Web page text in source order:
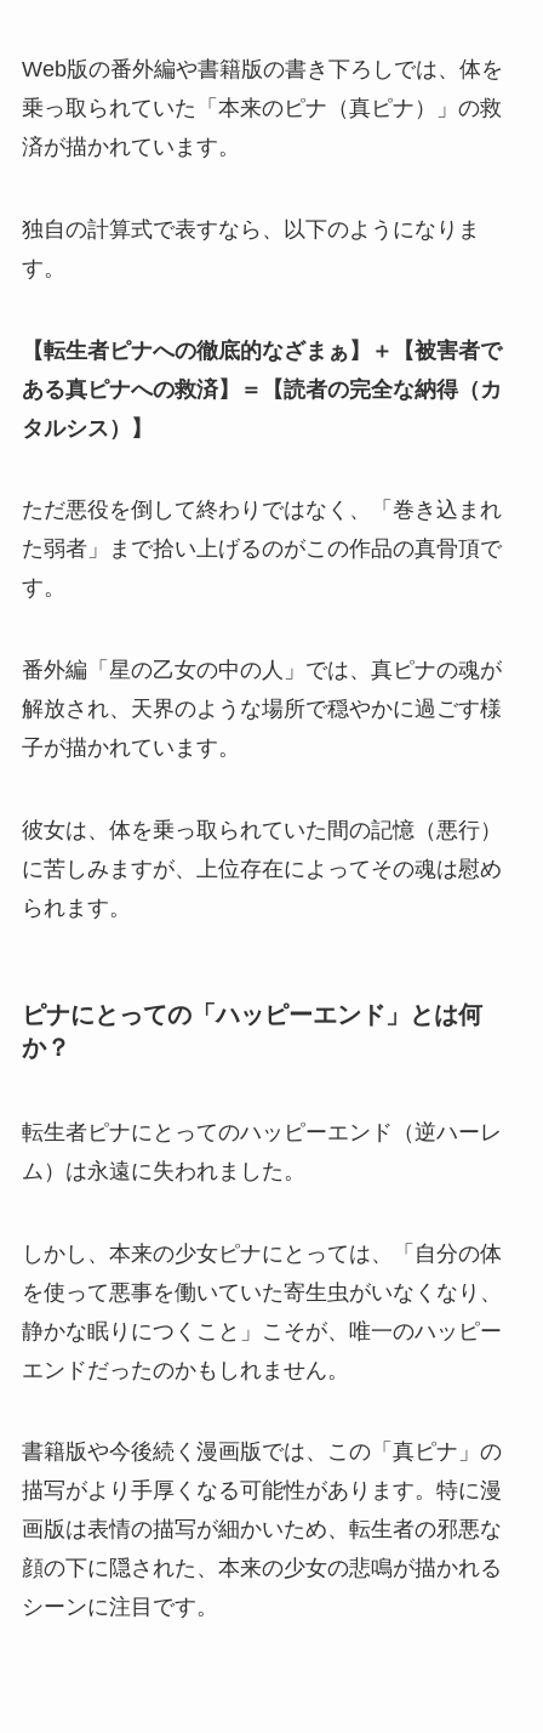
Web版の番外編や書籍版の書き下ろしでは、体を
乗っ取られていた「本来のピナ（真ピナ）」の救
済が描かれています。
独自の計算式で表すなら、以下のようになりま
す。
【転生者ピナへの徹底的なざまぁ】＋【被害者で
ある真ピナへの救済】＝【読者の完全な納得（カ
タルシス）】
ただ悪役を倒して終わりではなく、「巻き込まれ
た弱者」まで拾い上げるのがこの作品の真骨頂で
す。
番外編「星の乙女の中の人」では、真ピナの魂が
解放され、天界のような場所で穏やかに過ごす様
子が描かれています。
彼女は、体を乗っ取られていた間の記憶（悪行）
に苦しみますが、上位存在によってその魂は慰め
られます。
ピナにとっての「ハッピーエンド」とは何
か？
転生者ピナにとってのハッピーエンド（逆ハーレ
ム）は永遠に失われました。
しかし、本来の少女ピナにとっては、「自分の体
を使って悪事を働いていた寄生虫がいなくなり、
静かな眠りにつくこと」こそが、唯一のハッピー
エンドだったのかもしれません。
書籍版や今後続く漫画版では、この「真ピナ」の
描写がより手厚くなる可能性があります。特に漫
画版は表情の描写が細かいため、転生者の邪悪な
顔の下に隠された、本来の少女の悲鳴が描かれる
シーンに注目です。